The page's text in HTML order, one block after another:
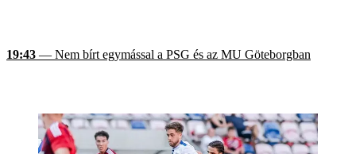
19:43 — Nem bírt egymással a PSG és az MU Göteborgban